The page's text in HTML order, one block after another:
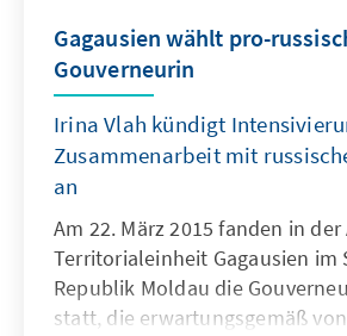
Gagausien wählt pro-
Gouverneurin
Irina Vlah kündigt
Zusammenarbeit mit
an
Am 22. März 2015 fanden in
Territorialeinheit Gagausien im
Republik Moldau die
statt, die erwartungsgemäß